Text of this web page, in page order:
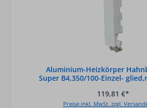
Aluminium-Heizkörper
Super B4,350/100-Einzel-
119,81 €*
Preise inkl. MwSt. zzgl.